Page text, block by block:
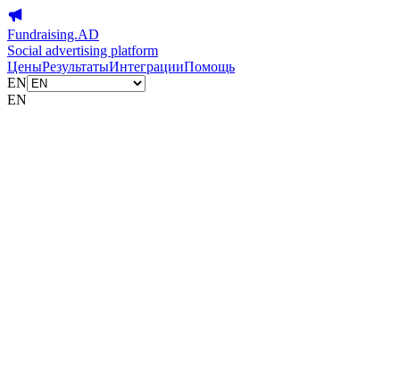
Fundraising.AD
Social advertising platform
ЦеныРезультатыИнтеграцииПомощь
EN
EN